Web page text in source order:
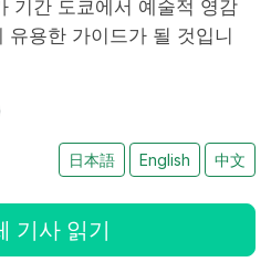
기간 도쿄에서 예술적 영감
유용한 가이드가 될 것입니
日本語 English 中文
기사 읽기